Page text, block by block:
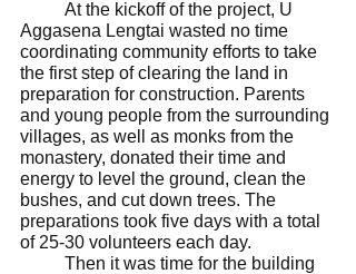
Aggasena Lengtai wasted no time
coordinating community efforts to take
the first step of clearing the land in
preparation for construction. Parents
and young people from the surrounding
villages, as well as monks from the
monastery, donated their time and
energy to level the ground, clean the
bushes, and cut down trees. The
preparations took five days with a total
of 25-30 volunteers each day.